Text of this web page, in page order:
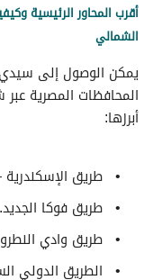
أقرب المحاور الرئيسية
الشمالي
يمكن الوصول إلى
المحافظات المصرية
أبرزها:
طريق
طريق فوكا الجديد.
طريق وادي
الطريق الدولي